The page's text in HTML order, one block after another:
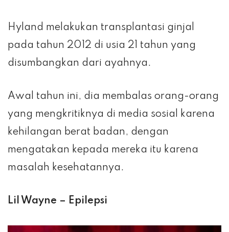
Hyland melakukan transplantasi ginjal
pada tahun 2012 di usia 21 tahun yang
disumbangkan dari ayahnya.
Awal tahun ini, dia membalas orang-orang
yang mengkritiknya di media sosial karena
kehilangan berat badan, dengan
mengatakan kepada mereka itu karena
masalah kesehatannya.
Lil Wayne – Epilepsi